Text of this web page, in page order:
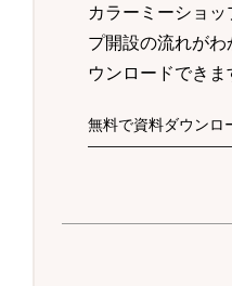
カラーミーショ
プ開設の流れが
ウンロードできま
無料で資料ダウンロ